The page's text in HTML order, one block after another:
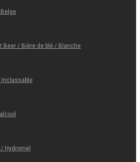
Beer / Bière de blé / Blanche
Inclassable
/ Hydromel